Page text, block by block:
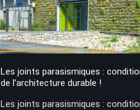
Les joints parasismiques :
de l’architecture durable !
Les joints parasismiques :